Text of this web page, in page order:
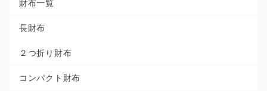
財布一覧
長財布
２つ折り財布
コンパクト財布